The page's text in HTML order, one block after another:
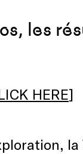
les
HERE]